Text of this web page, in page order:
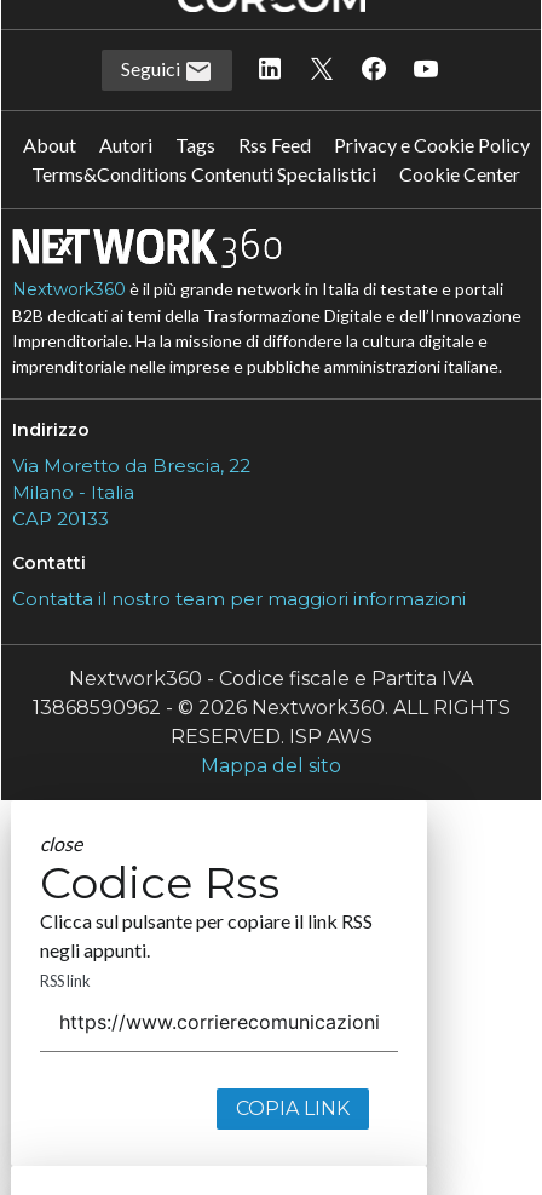
Seguici
About Autori Tags Rss Feed
Privacy e Cookie Policy
Terms&Conditions Contenuti Specialistici
Cookie Center
Nextwork360 è il più grande network in Italia di testate e portali
B2B dedicati ai temi della Trasformazione Digitale e dell’Innovazione
Imprenditoriale. Ha la missione di diffondere la cultura digitale e
imprenditoriale nelle imprese e pubbliche amministrazioni italiane.
Indirizzo
Via Moretto da Brescia, 22
Milano - Italia
CAP 20133
Contatti
Contatta il nostro team per maggiori informazioni
Nextwork360 - Codice fiscale e Partita IVA
13868590962 - © 2026 Nextwork360. ALL RIGHTS
RESERVED. ISP AWS
Mappa del sito
close
Codice Rss
Clicca sul pulsante per copiare il link RSS
negli appunti.
RSS link
COPIA LINK